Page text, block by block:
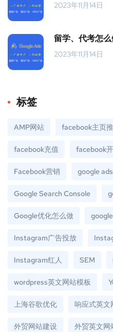
2023年11月14日
留学、代考怎
2023年11月14日
标签
AMP网站 facebook主页
facebook充值 facebook
Facebook营销 google ads
Google Search Console
Google优化怎么做
Instagram广告投放
Instagram红人 SEM
wordpress英文网站模板
上海谷歌优化 响应式英文
外贸网站建设 外贸英文网